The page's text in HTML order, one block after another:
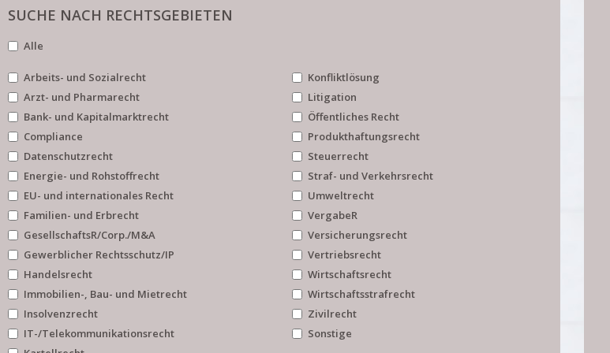
SUCHE NACH RECHTSGEBIETEN
Alle
Arbeits- und Sozialrecht
Arzt- und Pharmarecht
Bank- und Kapitalmarktrecht
Compliance
Datenschutzrecht
Energie- und Rohstoffrecht
EU- und internationales Recht
Familien- und Erbrecht
GesellschaftsR/Corp./M&A
Gewerblicher Rechtsschutz/IP
Handelsrecht
Immobilien-, Bau- und Mietrecht
Insolvenzrecht
IT-/Telekommunikationsrecht
Konfliktlösung
Litigation
Öffentliches Recht
Produkthaftungsrecht
Steuerrecht
Straf- und Verkehrsrecht
Umweltrecht
VergabeR
Versicherungsrecht
Vertriebsrecht
Wirtschaftsrecht
Wirtschaftsstrafrecht
Zivilrecht
Sonstige